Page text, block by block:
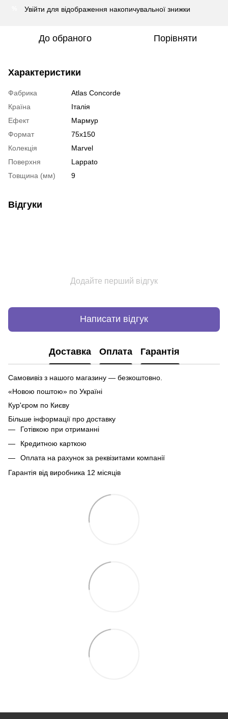
Увійти для відображення накопичувальної знижки
До обраного Порівняти
Характеристики
Фабрика
Atlas Concorde
Країна
Італія
Ефект
Мармур
Формат
75х150
Колекція
Marvel
Поверхня
Lappato
Товщина (мм)
9
Відгуки
Додайте перший відгук
Написати відгук
Доставка Оплата Гарантія
Самовивіз з нашого магазину — безкоштовно.
«Новою поштою» по Україні
Кур'єром по Києву
Більше інформації про доставку
Готівкою при отриманні
Кредитною карткою
Оплата на рахунок за реквізитами компанії
Гарантія від виробника 12 місяців